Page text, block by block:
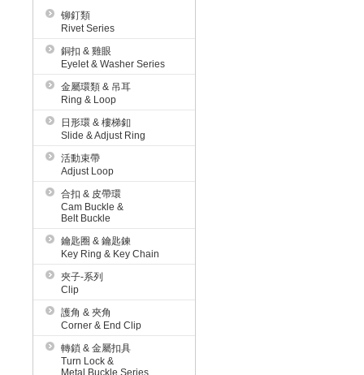
铆釘類
Rivet Series
銅扣 & 雞眼
Eyelet & Washer Series
金屬環類 & 吊耳
Ring & Loop
日形環 & 樓梯釦
Slide & Adjust Ring
活動束帶
Adjust Loop
合扣 & 皮帶環
Cam Buckle &
Belt Buckle
鑰匙圈 & 鑰匙鍊
Key Ring & Key Chain
夾子-系列
Clip
護角 & 夾角
Corner & End Clip
轉鎖 & 金屬扣具
Turn Lock &
Metal Buckle Series